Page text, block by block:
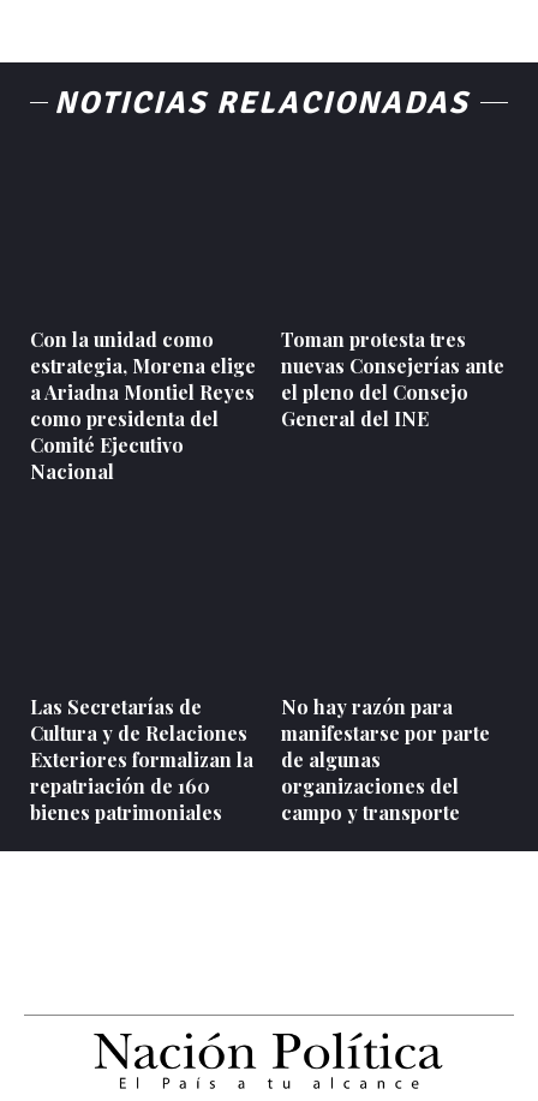
NOTICIAS RELACIONADAS
Con la unidad como
estrategia, Morena elige
a Ariadna Montiel Reyes
como presidenta del
Comité Ejecutivo
Nacional
Toman protesta tres
nuevas Consejerías ante
el pleno del Consejo
General del INE
Las Secretarías de
Cultura y de Relaciones
Exteriores formalizan la
repatriación de 160
bienes patrimoniales
No hay razón para
manifestarse por parte
de algunas
organizaciones del
campo y transporte